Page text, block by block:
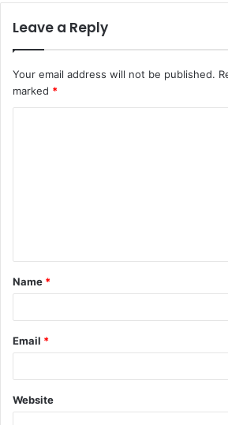
Leave a Reply
Your email address will not be published.
marked *
Name *
Email *
Website